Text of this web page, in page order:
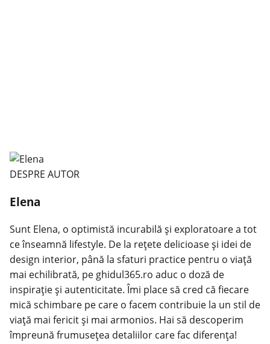
DESPRE AUTOR
Elena
Sunt Elena, o optimistă incurabilă și exploratoare a tot
ce înseamnă lifestyle. De la rețete delicioase și idei de
design interior, până la sfaturi practice pentru o viață
mai echilibrată, pe ghidul365.ro aduc o doză de
inspirație și autenticitate. Îmi place să cred că fiecare
mică schimbare pe care o facem contribuie la un stil de
viață mai fericit și mai armonios. Hai să descoperim
împreună frumusețea detaliilor care fac diferența!